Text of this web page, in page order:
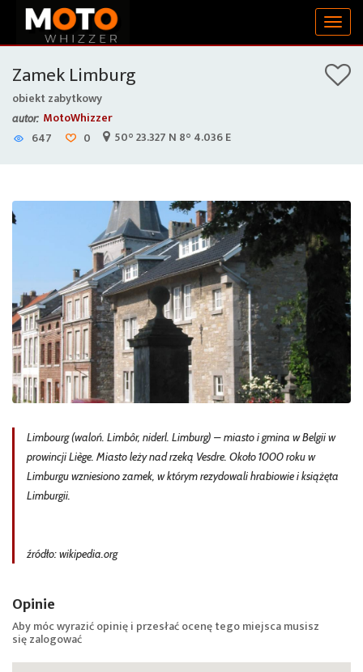
Zamek Limburg
obiekt zabytkowy
autor: MotoWhizzer
647
0 50° 23.327 N 8° 4.036 E
Limbourg (waloń. Limbôr, niderl. Limburg) – miasto i gmina w Belgii w
prowincji Liège. Miasto leży nad rzeką Vesdre. Około 1000 roku w
Limburgu wzniesiono zamek, w którym rezydowali hrabiowie i książęta
Limburgii.
źródło: wikipedia.org
Opinie
Aby móc wyrazić opinię i przesłać ocenę tego miejsca musisz
sięzalogować